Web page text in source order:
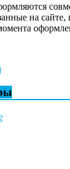
на сайте,